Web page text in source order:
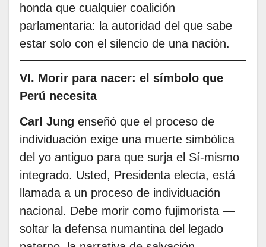
honda que cualquier coalición
parlamentaria: la autoridad del que sabe
estar solo con el silencio de una nación.
VI. Morir para nacer: el símbolo que
Perú necesita
Carl Jung enseñó que el proceso de
individuación exige una muerte simbólica
del yo antiguo para que surja el Sí-mismo
integrado. Usted, Presidenta electa, está
llamada a un proceso de individuación
nacional. Debe morir como fujimorista —
soltar la defensa numantina del legado